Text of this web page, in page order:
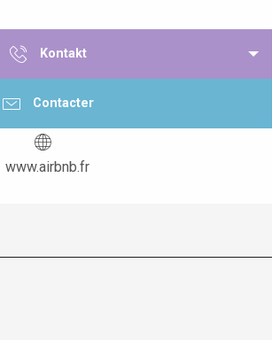
Kontakt
Contacter
www.airbnb.fr